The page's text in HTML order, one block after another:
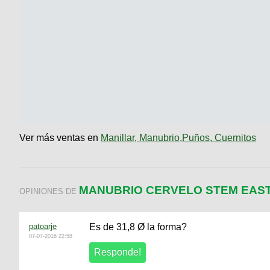
Ver más ventas en Manillar, Manubrio,Puños, Cuernitos
OPINIONES DE MANUBRIO CERVELO STEM
patoarje
07-07-2016 22:58
Es de 31,8 Ø la forma?